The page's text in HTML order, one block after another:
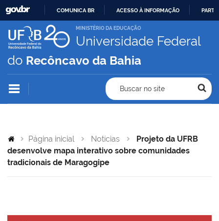
IR
PARA
CONTEÚDO
COMUNICA BR ACESSO À INFORMAÇÃO
MINISTÉRIO DA EDUCAÇÃO
Universidade Federal
do Recôncavo da Bahia
Buscar no site
Página inicial Notícias
Projeto da UFRB
desenvolve mapa interativo sobre comunidades
tradicionais de Maragogipe